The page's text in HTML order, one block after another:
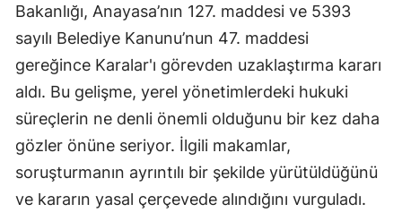
Bakanlığı, Anayasa’nın 127. maddesi ve 5393
sayılı Belediye Kanunu’nun 47. maddesi
gereğince Karalar'ı görevden uzaklaştırma kararı
aldı. Bu gelişme, yerel yönetimlerdeki hukuki
süreçlerin ne denli önemli olduğunu bir kez daha
gözler önüne seriyor. İlgili makamlar,
soruşturmanın ayrıntılı bir şekilde yürütüldüğünü
ve kararın yasal çerçevede alındığını vurguladı.